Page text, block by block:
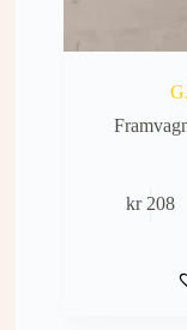
kr208